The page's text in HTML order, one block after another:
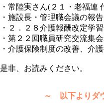
・常陸実さん(２１・老福連
・施設長・管理職会議の報告
・２．２８介護報酬改定学
・第２２回職員研究交流集
・介護保険制度の改善、介
是非、お読みください。
～ 以下よりダ